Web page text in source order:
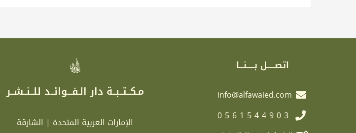
اتصـــــل بـــــنـــا
info@alfawaied.com
0561544903
مـكــتــبــة دار الـفـــوائــد للــنــشــر
الإمارات العربية المتحدة | الشارقة